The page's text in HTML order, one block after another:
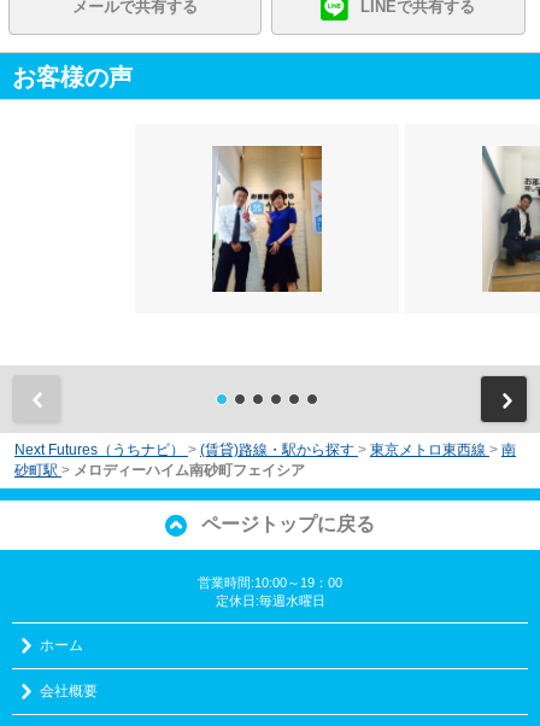
メールで共有する LINEで共有する
お客様の声
Next Futures（うちナビ） > (賃貸)路線・駅から探す > 東京メトロ東西線 > 南
砂町駅 > メロディーハイム南砂町フェイシア
ページトップに戻る
営業時間:10:00～19：00
定休日:毎週水曜日
ホーム
会社概要